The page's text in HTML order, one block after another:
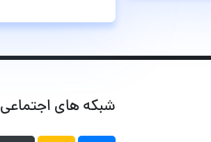
شبکه های اجتماعی